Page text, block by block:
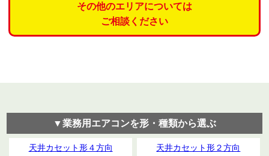
その他のエリアについては
ご相談ください
▼業務用エアコンを形・種類から選ぶ
天井カセット形４方向 天井カセット形２方向